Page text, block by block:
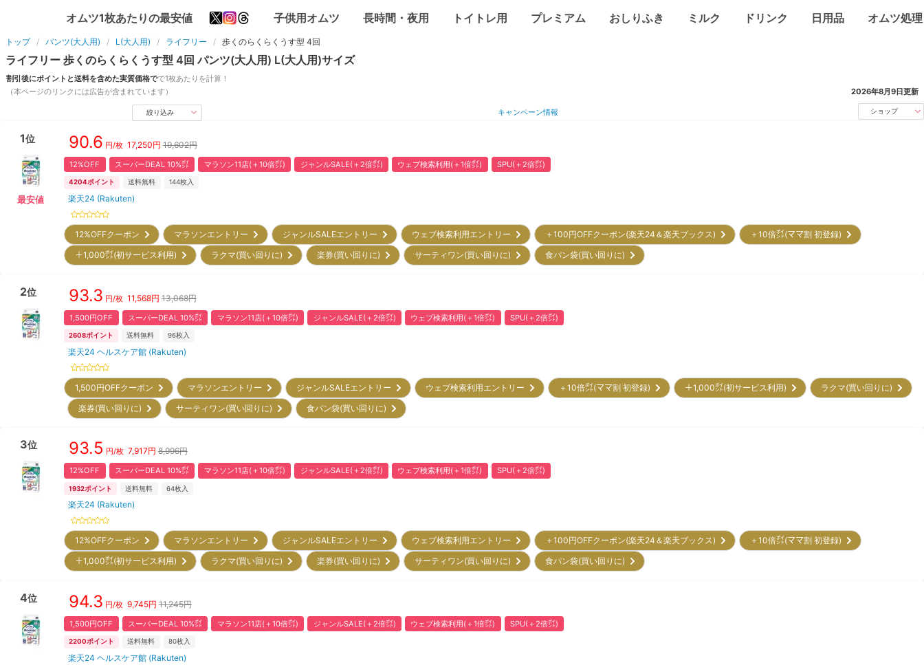
オムツ1枚あたりの最安値 子供用オムツ 長時間・夜用 トイトレ用 プレミアム おしりふき ミルク ドリンク 日用品 オムツ処理
トップ パンツ(大人用) L(大人用) ライフリー 歩くのらくらくうす型 4回
ライフリー 歩くのらくらくうす型 4回 パンツ(大人用) L(大人用)サイズ
割引後にポイントと送料を含めた実質価格でで1枚あたりを計算！
（本ページのリンクには広告が含まれています）
2026年8月9日更新
絞り込み キャンペーン情報 ショップ
1位
最安値
90.6 円/枚 17,250円 19,602円
12%OFF スーパーDEAL 10%㌽ マラソン11店(＋10倍㌽) ジャンルSALE(＋2倍㌽) ウェブ検索利用(＋1倍㌽) SPU(＋2倍㌽)
4204ポイント 送料無料 144枚入
楽天24 (Rakuten)
12%OFFクーポン マラソンエントリー ジャンルSALEエントリー ウェブ検索利用エントリー ＋100円OFFクーポン(楽天24＆楽天ブックス)
＋10倍㌽(ママ割 初登録)
＋1,000㌽(初サービス利用)
ラクマ(買い回りに) 楽券(買い回りに) サーティワン(買い回りに) 食パン袋(買い回りに)
2位 93.3 円/枚 11,568円 13,068円
1,500円OFF スーパーDEAL 10%㌽ マラソン11店(＋10倍㌽) ジャンルSALE(＋2倍㌽) ウェブ検索利用(＋1倍㌽) SPU(＋2倍㌽)
2608ポイント 送料無料 96枚入
楽天24 ヘルスケア館 (Rakuten)
1,500円OFFクーポン マラソンエントリー ジャンルSALEエントリー ウェブ検索利用エントリー ＋10倍㌽(ママ割 初登録) ＋1,000㌽(初サービス利用)
ラクマ(買い回りに)
楽券(買い回りに)
サーティワン(買い回りに) 食パン袋(買い回りに)
3位 93.5 円/枚 7,917円 8,996円
12%OFF スーパーDEAL 10%㌽ マラソン11店(＋10倍㌽) ジャンルSALE(＋2倍㌽) ウェブ検索利用(＋1倍㌽) SPU(＋2倍㌽)
1932ポイント 送料無料 64枚入
楽天24 (Rakuten)
12%OFFクーポン マラソンエントリー ジャンルSALEエントリー ウェブ検索利用エントリー ＋100円OFFクーポン(楽天24＆楽天ブックス)
＋10倍㌽(ママ割 初登録)
＋1,000㌽(初サービス利用)
ラクマ(買い回りに) 楽券(買い回りに) サーティワン(買い回りに) 食パン袋(買い回りに)
4位 94.3 円/枚 9,745円 11,245円
1,500円OFF スーパーDEAL 10%㌽ マラソン11店(＋10倍㌽) ジャンルSALE(＋2倍㌽) ウェブ検索利用(＋1倍㌽) SPU(＋2倍㌽)
2200ポイント 送料無料 80枚入
楽天24 ヘルスケア館 (Rakuten)